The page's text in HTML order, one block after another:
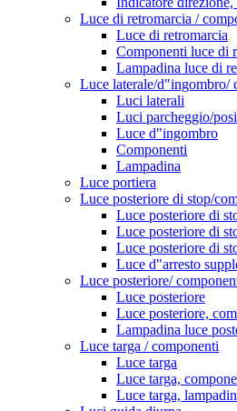
Luce di retromarcia /
Luce di retromarcia
Componenti luce di
Lampadina luce di
Luce laterale/d"ingombro/
Luci laterali
Luci parcheggio/
Luce d"ingombro
Componenti
Lampadina
Luce portiera
Luce posteriore di stop/
Luce posteriore di
Luce posteriore di
Luce posteriore di
Luce d"arresto
Luce posteriore/
Luce posteriore
Luce posteriore,
Lampadina luce
Luce targa / componenti
Luce targa
Luce targa,
Luce targa,